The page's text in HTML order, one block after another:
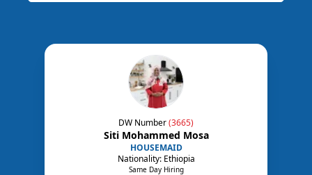
DW Number(3665)
Siti Mohammed Mosa
HOUSEMAID
Nationality: Ethiopia
Same Day Hiring